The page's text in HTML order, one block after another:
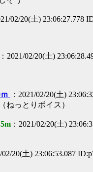
02/20(土) 23:06:27.778
：2021/02/20(土)
：2021/02/20(土)
っとりボイス）
：2021/02/20(土)
02/20(土) 23:06:53.087